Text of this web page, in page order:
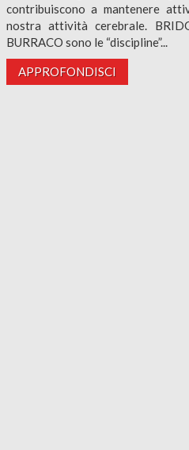
contribuiscono a mantenere
nostra attività cerebrale.
BURRACO sono le “discipline”...
APPROFONDISCI